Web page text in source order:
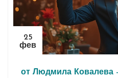
25
фев
от Людмила Ковалева -